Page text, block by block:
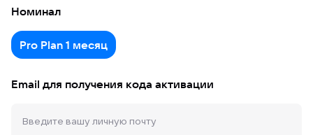
Номинал
Pro Plan 1 месяц
Email для получения кода активации